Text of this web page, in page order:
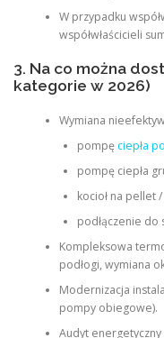
W przypadku
współwłaścicieli
3. Na co można
kategorie w 2026)
Wymiana
pompę ciepła
pompę ciepła
kocioł na pellet
podłączenie do
Kompleksowa
podłogi, wymiana
Modernizacja
pompy obiegowe).
Audyt